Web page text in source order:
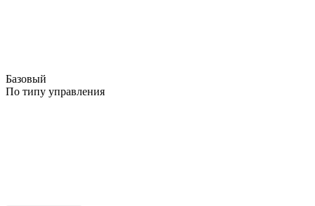
Базовый
По типу управления